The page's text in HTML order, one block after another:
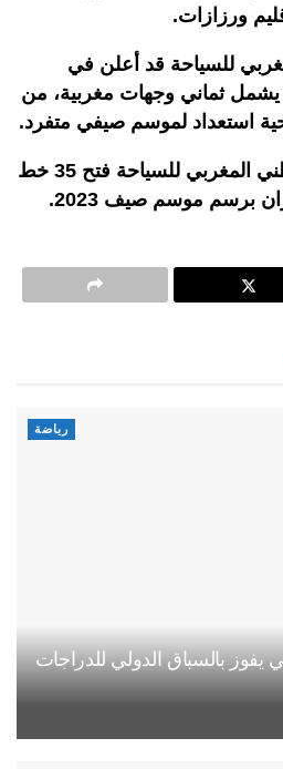
ورزازات.
للسياحة قد أعلن في
ثماني وجهات مغربية، من
استعداد لموسم صيفي متفرد.
وهكذا، دعم المكتب الوطني المغربي للسياحة فتح 35 خط
رياضة
يفوز بالسباق الدولي للدراجات